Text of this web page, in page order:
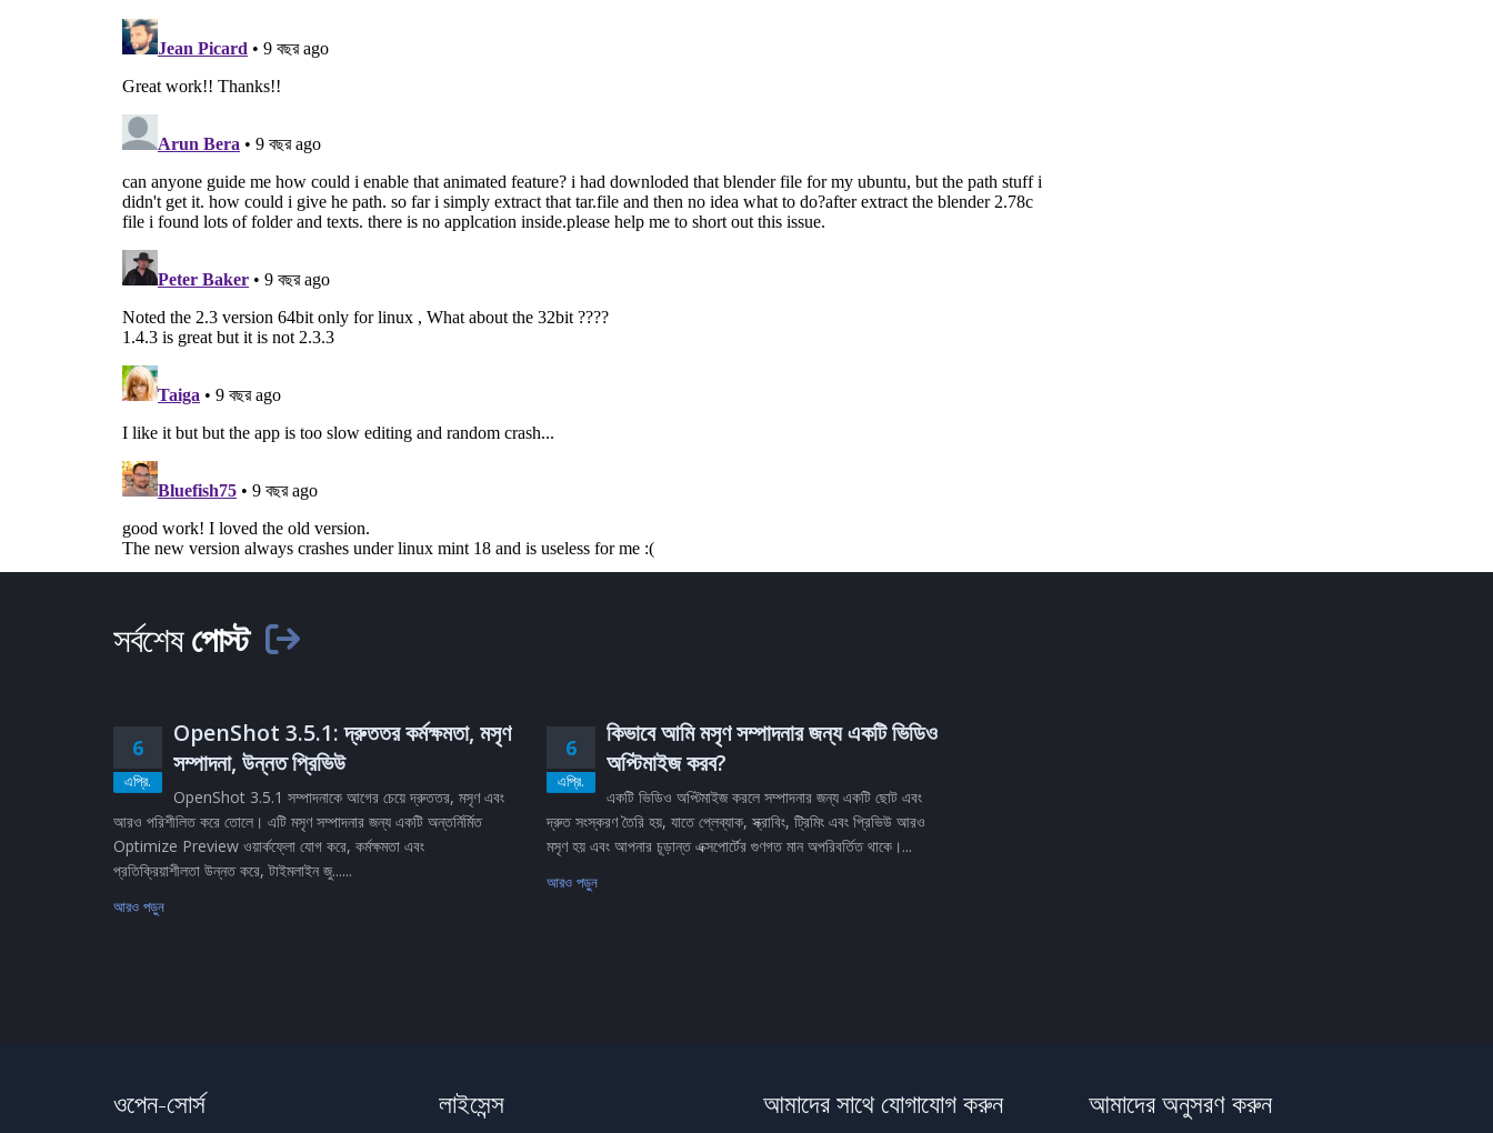
সর্বশেষপোস্ট
6
এপ্রি.
OpenShot 3.5.1: দ্রুততর কর্মক্ষমতা, মসৃণ
সম্পাদনা, উন্নত প্রিভিউ
OpenShot 3.5.1 সম্পাদনাকে আগের চেয়ে দ্রুততর, মসৃণ এবং
আরও পরিশীলিত করে তোলে। এটি মসৃণ সম্পাদনার জন্য একটি অন্তর্নির্মিত
Optimize Preview ওয়ার্কফ্লো যোগ করে, কর্মক্ষমতা এবং
প্রতিক্রিয়াশীলতা উন্নত করে, টাইমলাইন জু......
আরও পড়ুন
6
এপ্রি.
কিভাবে আমি মসৃণ সম্পাদনার জন্য একটি ভিডিও
অপ্টিমাইজ করব?
একটি ভিডিও অপ্টিমাইজ করলে সম্পাদনার জন্য একটি ছোট এবং
দ্রুত সংস্করণ তৈরি হয়, যাতে প্লেব্যাক, স্ক্রাবিং, ট্রিমিং এবং প্রিভিউ আরও
মসৃণ হয় এবং আপনার চূড়ান্ত এক্সপোর্টের গুণগত মান অপরিবর্তিত থাকে।...
আরও পড়ুন
ওপেন-সোর্স লাইসেন্স আমাদের সাথে যোগাযোগ করুন আমাদের অনুসরণ করুন